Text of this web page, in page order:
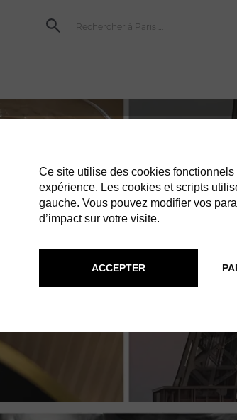
Ce site utilise des cookies
expérience. Les cookies et scripts
gauche. Vous pouvez modifier vos
d’impact sur votre visite.
ACCEPTER